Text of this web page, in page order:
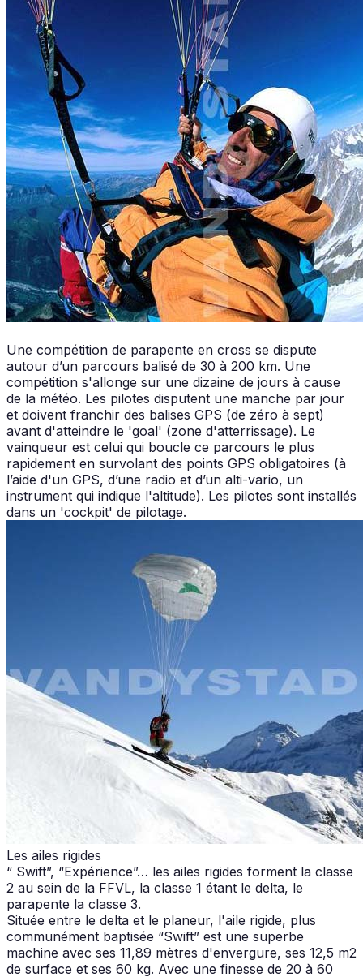
Une compétition de parapente en cross se dispute
autour d’un parcours balisé de 30 à 200 km. Une
compétition s'allonge sur une dizaine de jours à cause
de la météo. Les pilotes disputent une manche par jour
et doivent franchir des balises GPS (de zéro à sept)
avant d'atteindre le 'goal' (zone d'atterrissage). Le
vainqueur est celui qui boucle ce parcours le plus
rapidement en survolant des points GPS obligatoires (à
l’aide d'un GPS, d’une radio et d’un alti-vario, un
instrument qui indique l'altitude). Les pilotes sont installés
dans un 'cockpit' de pilotage.
Les ailes rigides
“ Swift”, “Expérience”… les ailes rigides forment la classe
2 au sein de la FFVL, la classe 1 étant le delta, le
parapente la classe 3.
Située entre le delta et le planeur, l'aile rigide, plus
communément baptisée “Swift” est une superbe
machine avec ses 11,89 mètres d'envergure, ses 12,5 m2
de surface et ses 60 kg. Avec une finesse de 20 à 60